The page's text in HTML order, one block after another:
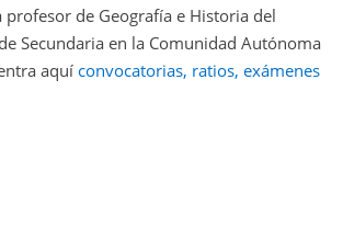
profesor de Geografía e Historia del
Secundaria en la Comunidad Autónoma
aquí convocatorias, ratios, exámenes